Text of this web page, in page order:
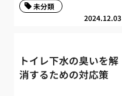
2024.12.03
未分類
トイレ下水の臭いを解
消するための対応策